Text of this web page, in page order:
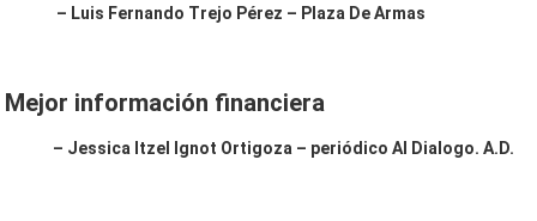
– Luis Fernando Trejo Pérez – Plaza De Armas
Mejor información financiera
– Jessica Itzel Ignot Ortigoza – periódico Al Dialogo. A.D.